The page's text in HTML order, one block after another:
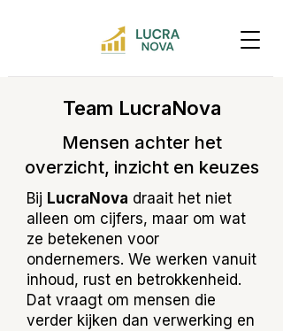
Team LucraNova
Mensen achter het
overzicht, inzicht en keuzes
Bij LucraNova draait het niet
alleen om cijfers, maar om wat
ze betekenen voor
ondernemers. We werken vanuit
inhoud, rust en betrokkenheid.
Dat vraagt om mensen die
verder kijken dan verwerking en